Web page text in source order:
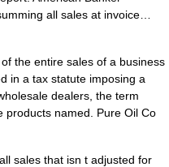
all sales at invoice…
the entire sales of a business
in a tax statute imposing a
dealers, the term
products named. Pure Oil Co
sales that isn t adjusted for